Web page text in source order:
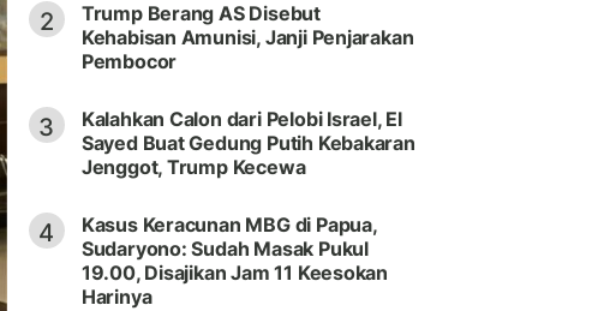
2
Trump Berang AS Disebut
Kehabisan Amunisi, Janji Penjarakan
Pembocor
3
Kalahkan Calon dari Pelobi Israel, El
Sayed Buat Gedung Putih Kebakaran
Jenggot, Trump Kecewa
4
Kasus Keracunan MBG di Papua,
Sudaryono: Sudah Masak Pukul
19.00, Disajikan Jam 11 Keesokan
Harinya